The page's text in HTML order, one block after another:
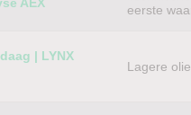
eerste
| LYNX
Lagere